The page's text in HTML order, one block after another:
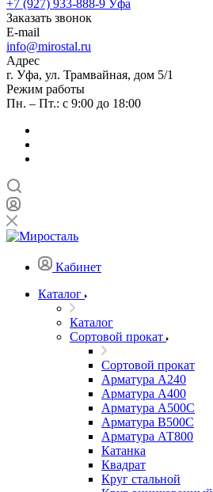
+7 (927) 933-888-9 Уфа
Заказать звонок
E-mail
info@mirostal.ru
Адрес
г. Уфа, ул. Трамвайная, дом 5/1
Режим работы
Пн. – Пт.: с 9:00 до 18:00
Кабинет
Каталог
Каталог
Сортовой прокат
Сортовой прокат
Арматура А240
Арматура А400
Арматура А500C
Арматура В500С
Арматура АТ800
Катанка
Квадрат
Круг стальной